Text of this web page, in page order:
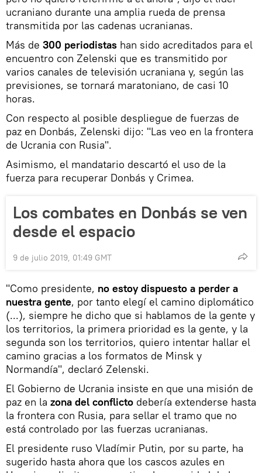
ucraniano durante una amplia rueda de prensa
transmitida por las cadenas ucranianas.
Más de 300 periodistas han sido acreditados para el
encuentro con Zelenski que es transmitido por
varios canales de televisión ucraniana y, según las
previsiones, se tornará maratoniano, de casi 10
horas.
Con respecto al posible despliegue de fuerzas de
paz en Donbás, Zelenski dijo: "Las veo en la frontera
de Ucrania con Rusia".
Asimismo, el mandatario descartó el uso de la
fuerza para recuperar Donbás y Crimea.
Los combates en Donbás se ven
desde el espacio
9 de julio 2019, 01:49 GMT
"Como presidente, no estoy dispuesto a perder a
nuestra gente, por tanto elegí el camino diplomático
(...), siempre he dicho que si hablamos de la gente y
los territorios, la primera prioridad es la gente, y la
segunda son los territorios, quiero intentar hallar el
camino gracias a los formatos de Minsk y
Normandía", declaró Zelenski.
El Gobierno de Ucrania insiste en que una misión de
paz en la zona del conflicto debería extenderse hasta
la frontera con Rusia, para sellar el tramo que no
está controlado por las fuerzas ucranianas.
El presidente ruso Vladímir Putin, por su parte, ha
sugerido hasta ahora que los cascos azules en